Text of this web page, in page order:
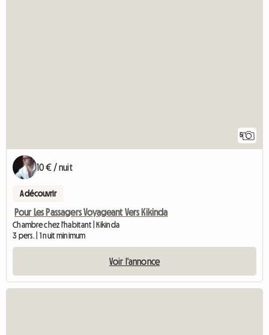
5
10 € / nuit
A découvrir
Pour Les Passagers Voyageant Vers Kikinda
Chambre chez l'habitant | Kikinda
3 pers. | 1 nuit minimum
Voir l'annonce